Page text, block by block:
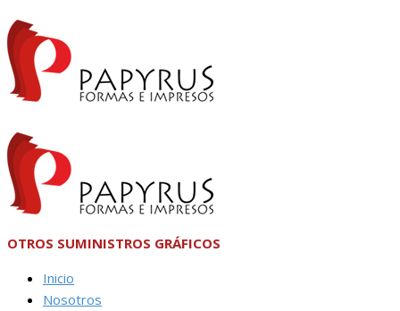
OTROS SUMINISTROS GRÁFICOS
Inicio
Nosotros